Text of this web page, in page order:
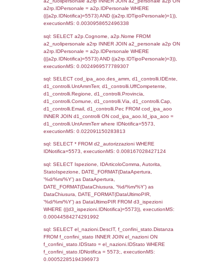
sql: SELECT COUNT(*) FROM
WHERE `userlevelid` = -2, executionMS:
0.00020599365234375
sql: SELECT `tablename`, `userlevelid`,
`userlevelpermissions` WHERE `userlevelid`
executionMS: 0.00095891952514648
sql: SELECT a1.RagioneSociale,
localita, el_prov.citta AS provincia,
DATE(n.DataInvioNotifica) as
n.FileNotificaZip, n.DataFileNotificaZip
LEFT JOIN infostabilimento i ON
a1.CodiceUnivoco = n.CodiceUnivoco LEFT
el_comuni AS el_com ON a1.ComuneStab =
el_com.IstComune LEFT JOIN el_province
a1.ProvinciaStab = el_prov.IstProvincia
n.IDNotifica = 5573;, executionMS:
sql: SELECT a1_stabilimento.*,
ComuneST, el_province.citta as
el_regioni.Regione as RegioneST,